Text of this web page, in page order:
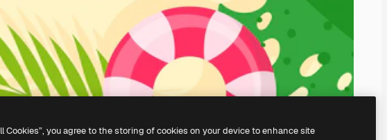
Cookies”, you agree to the storing of cookies on your device to enhance site